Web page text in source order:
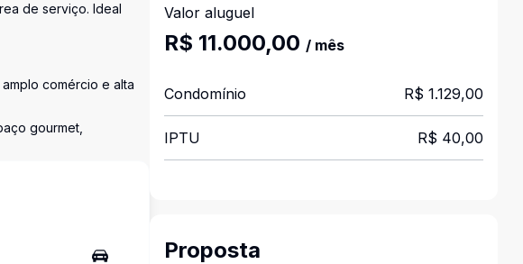
de serviço. Ideal
comércio e alta
gourmet,
Valor aluguel
R$ 11.000,00 / mês
Condomínio R$ 1.129,00
IPTU R$ 40,00
Proposta